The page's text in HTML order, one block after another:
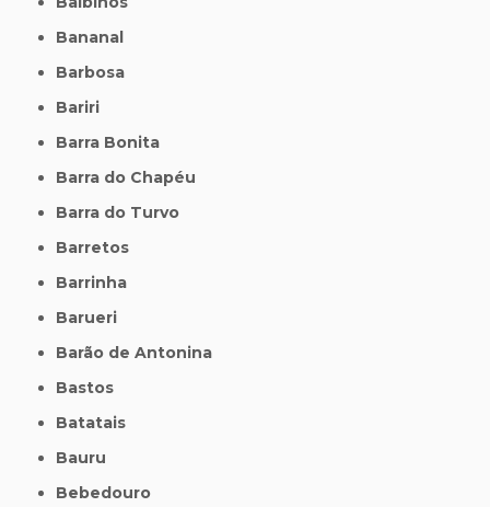
Bananal
Barbosa
Bariri
Barra Bonita
Barra do Chapéu
Barra do Turvo
Barretos
Barrinha
Barueri
Barão de Antonina
Bastos
Batatais
Bauru
Bebedouro